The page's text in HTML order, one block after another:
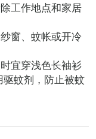
工作地点和家居
窗、蚊帐或开冷
宜穿浅色长袖衫
蚊剂，防止被蚊